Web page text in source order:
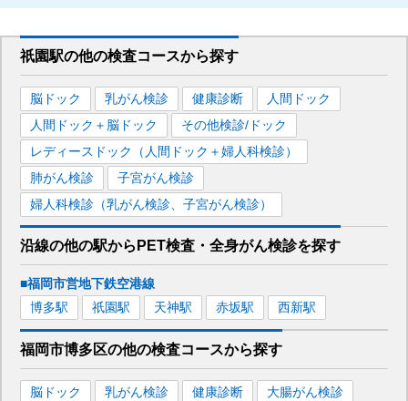
祇園駅の他の検査コースから探す
脳ドック 乳がん検診 健康診断
人間ドック
人間ドック＋脳ドック
その他検診/ドック
レディースドック（人間ドック＋婦人科検診）
肺がん検診
子宮がん検診
婦人科検診（乳がん検診、子宮がん検診）
沿線の他の駅から PET検査・全身がん検診を探す
■福岡市営地下鉄空港線
博多駅 祇園駅 天神駅 赤坂駅 西新駅
福岡市博多区の他の検査コースから探す
脳ドック 乳がん検診 健康診断
大腸がん検診